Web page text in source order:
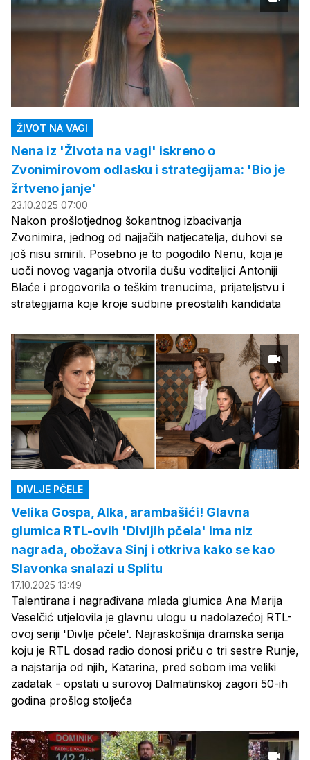
ŽIVOT NA VAGI
Nena iz 'Života na vagi' iskreno o
Zvonimirovom odlasku i strategijama: 'Bio je
žrtveno janje'
23.10.2025 07:00
Nakon prošlotjednog šokantnog izbacivanja
Zvonimira, jednog od najjačih natjecatelja, duhovi se
još nisu smirili. Posebno je to pogodilo Nenu, koja je
uoči novog vaganja otvorila dušu voditeljici Antoniji
Blaće i progovorila o teškim trenucima, prijateljstvu i
strategijama koje kroje sudbine preostalih kandidata
DIVLJE PČELE
Velika Gospa, Alka, arambašići! Glavna
glumica RTL-ovih 'Divljih pčela' ima niz
nagrada, obožava Sinj i otkriva kako se kao
Slavonka snalazi u Splitu
17.10.2025 13:49
Talentirana i nagrađivana mlada glumica Ana Marija
Veselčić utjelovila je glavnu ulogu u nadolazećoj RTL-
ovoj seriji 'Divlje pčele'. Najraskošnija dramska serija
koju je RTL dosad radio donosi priču o tri sestre Runje,
a najstarija od njih, Katarina, pred sobom ima veliki
zadatak - opstati u surovoj Dalmatinskoj zagori 50-ih
godina prošlog stoljeća